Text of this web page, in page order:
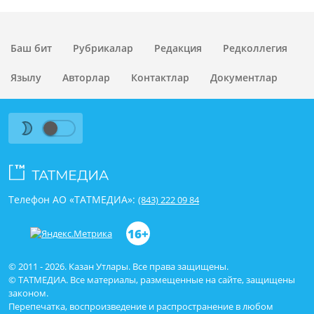
Баш бит Рубрикалар Редакция Редколлегия
Язылу Авторлар Контактлар Документлар
© 2011 - 2026. Казан Утлары. Все права защищены.
© ТАТМЕДИА. Все материалы, размещенные на сайте, защищены
законом.
Перепечатка, воспроизведение и распространение в любом
Телефон АО «ТАТМЕДИА»: (843) 222 09 84
16+